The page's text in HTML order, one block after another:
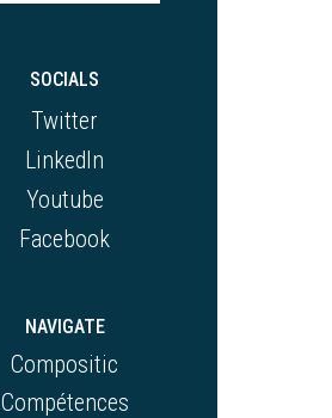
SOCIALS
Twitter
LinkedIn
Youtube
Facebook
NAVIGATE
Compositic
Compétences